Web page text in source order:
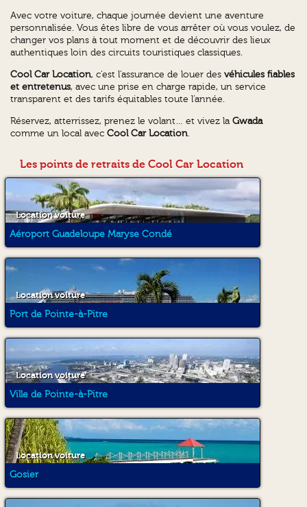
Avec votre voiture, chaque journée devient une aventure
personnalisée. Vous êtes libre de vous arrêter où vous voulez, de
changer vos plans à tout moment et de découvrir des lieux
authentiques loin des circuits touristiques classiques.
Cool Car Location, c’est l’assurance de louer desvéhicules fiables
et entretenus, avec une prise en charge rapide, un service
transparent et des tarifs équitables toute l’année.
Réservez, atterrissez, prenez le volant… et vivez laGwada
comme un local avecCool Car Location.
Les points de retraits de Cool Car Location
Location voiture
Aéroport Guadeloupe Maryse Condé
Location voiture
Port de Pointe-à-Pitre
Location voiture
Ville de Pointe-à-Pitre
Location voiture
Gosier